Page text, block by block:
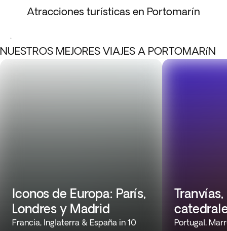
Atracciones turísticas en Portomarín
.
NUESTROS MEJORES VIAJES A PORTOMARíN
Iconos de Europa: París,
Londres y Madrid
Francia, Inglaterra & España in 10
Portugal,